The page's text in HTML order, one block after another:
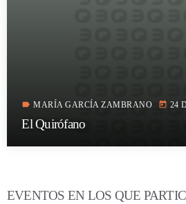
label MARÍA GARCÍA ZAMBRANO today 24
El Quirófano
EVENTOS EN LOS QUE